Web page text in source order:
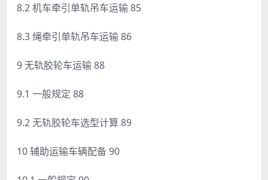
8.2 机车牵引单轨吊车运输 85
8.3 绳牵引单轨吊车运输 86
9 无轨胶轮车运输 88
9.1 一般规定 88
9.2 无轨胶轮车选型计算 89
10 辅助运输车辆配备 90